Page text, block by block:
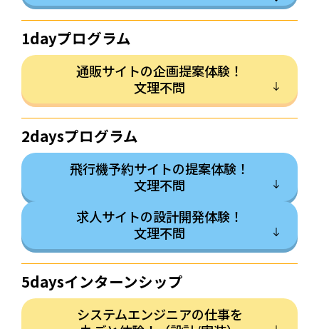
1dayプログラム
通販サイトの企画提案体験！
文理不問
2daysプログラム
飛行機予約サイトの提案体験！
文理不問
求人サイトの設計開発体験！
文理不問
5daysインターンシップ
システムエンジニアの仕事を